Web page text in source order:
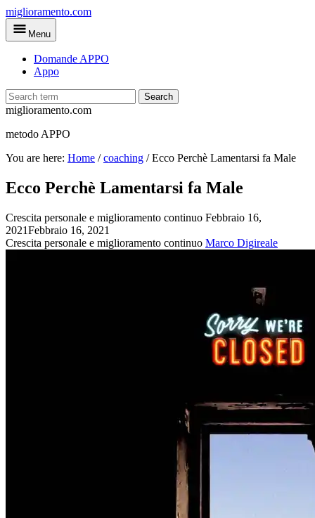
Skip
to
main
miglioramento.com
Menu
Domande APPO
Appo
Search
miglioramento.com
metodo APPO
You are here: Home /coaching /Ecco Perchè Lamentarsi fa Male
Ecco Perchè Lamentarsi fa Male
Crescita personale e miglioramento continuo Febbraio 16,
2021Febbraio 16, 2021
Crescita personale e miglioramento continuo Marco Digireale